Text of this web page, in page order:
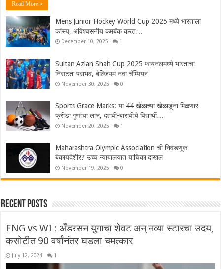
Read More »
Mens Junior Hockey World Cup 2025 मध्ये भारताला
कांस्य, अविश्वसनीय कमबॅक करत…
December 10, 2025 1
Sultan Azlan Shah Cup 2025 फायनलमध्ये भारताचा
निसटता पराभव, बेल्जियम नवा चॅम्पियन
November 30, 2025 0
Sports Grace Marks: या 44 खेळाच्या खेळाडूंना मिळणार
क्रीडा गुणांचा लाभ, दहावी-बारावीचे विद्यार्थी…
November 20, 2025 1
Maharashtra Olympic Association ची निवडणूक
बेकायदेशीर? उच्च न्यायालयात याचिका दाखल
November 19, 2025 0
Recent Posts
ENG vs WI : अँडरसन युगाचा शेवट अन् नव्या स्टारचा उदय,
कसोटीत 90 वर्षांनंतर घडला चमत्कार
July 12, 2024 1